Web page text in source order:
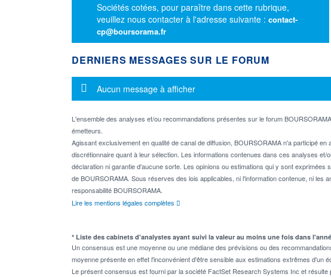
Sociétés cotées, pour paraître dans cette rubrique,
veuillez nous contacter à l'adresse suivante : contact-
cp@boursorama.fr
DERNIERS MESSAGES SUR LE FORUM
Message d'information
Aucun message à afficher
L'ensemble des analyses et/ou recommandations présentes sur le forum
émetteurs.
Agissant exclusivement en qualité de canal de diffusion, BOURSORAMA n'a participé
discrétionnaire quant à leur sélection. Les informations contenues dans ces analyses
déclaration ni garantie d'aucune sorte. Les opinions ou estimations qui y sont
de BOURSORAMA. Sous réserves des lois applicables, ni l'information contenue, ni les
responsabilité BOURSORAMA.
Lire les mentions légales complètes
* Liste des cabinets d'analystes ayant suivi la valeur au moins une fois dans
Un consensus est une moyenne ou une médiane des prévisions ou des
moyenne présente en effet l'inconvénient d'être sensible aux estimations extrêmes d'un
Le présent consensus est fourni par la société FactSet Research Systems Inc et